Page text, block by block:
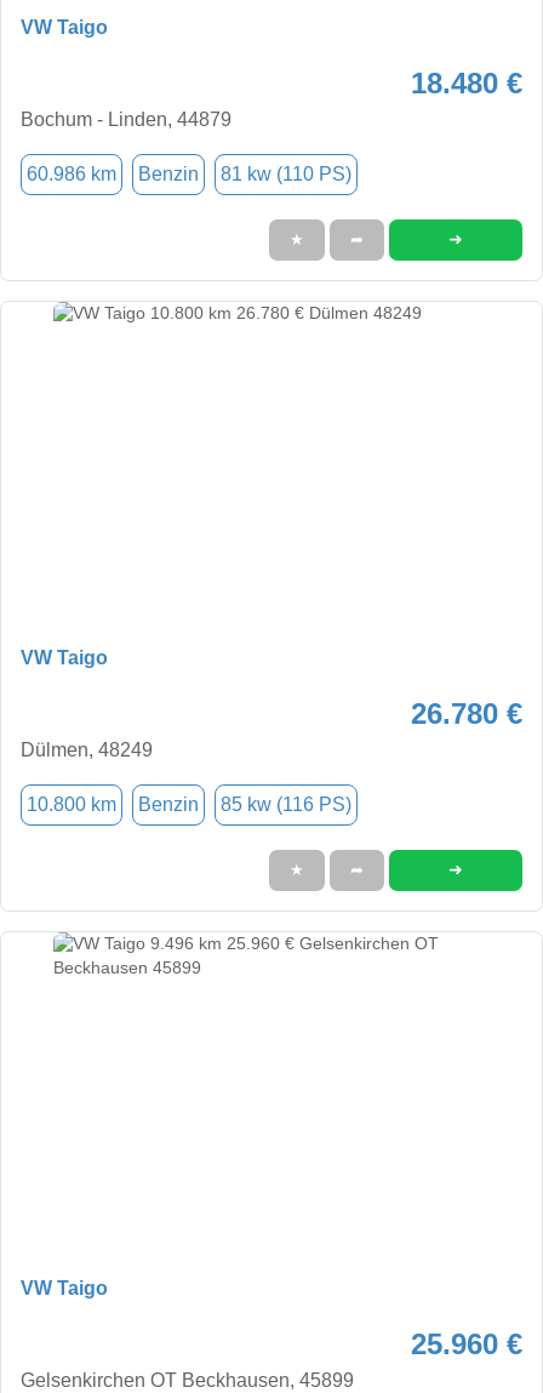
VW Taigo
18.480 €
Bochum - Linden, 44879
60.986 km Benzin 81 kw (110 PS)
★ ➦ ➜
VW Taigo
26.780 €
Dülmen, 48249
10.800 km Benzin 85 kw (116 PS)
★ ➦ ➜
VW Taigo
25.960 €
Gelsenkirchen OT Beckhausen, 45899